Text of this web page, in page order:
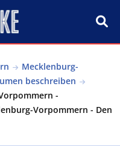
Mecklenburg-
beschreiben
-
Vorpommern - Den